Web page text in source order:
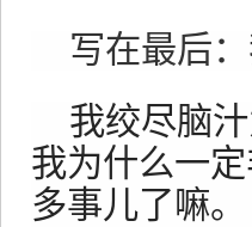
写在最后
我绞尽脑
我为什么一
多事儿了嘛。